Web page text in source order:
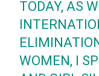
TODAY, AS
WOMEN, I